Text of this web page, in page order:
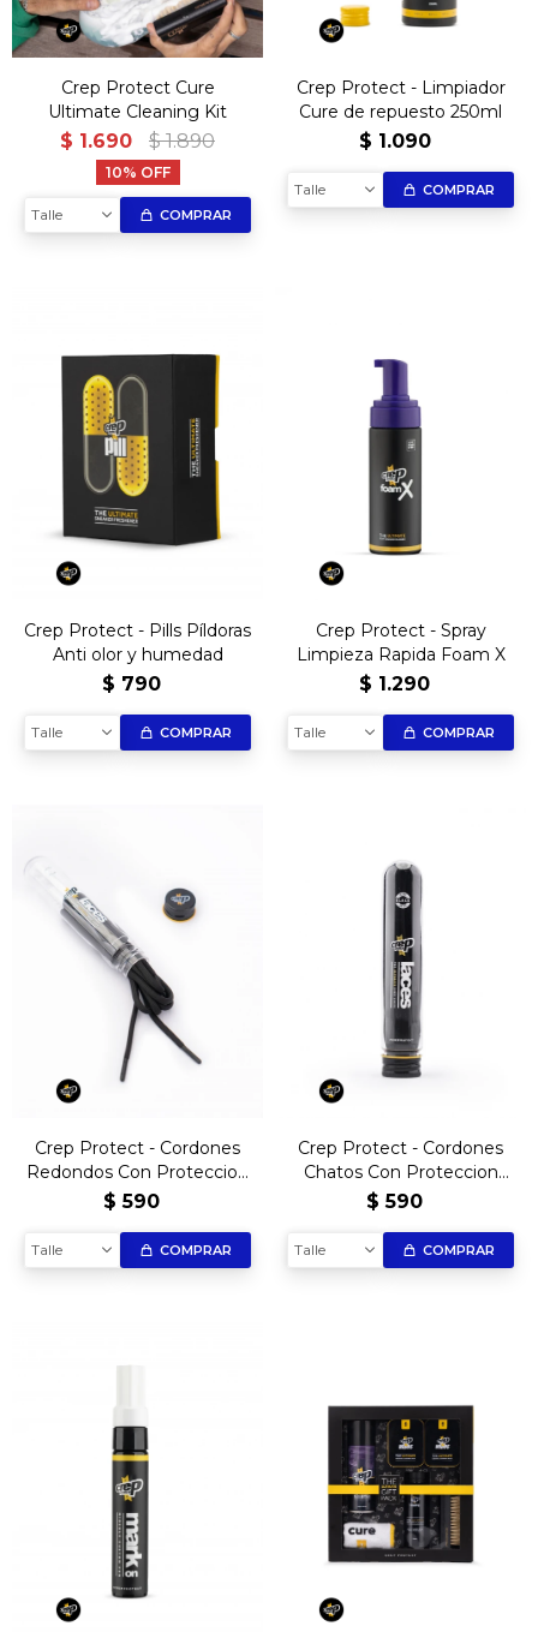
Crep Protect Cure
Ultimate Cleaning Kit
$ 1.690 $ 1.890
10
Talle COMPRAR
Crep Protect - Limpiador
Cure de repuesto 250ml
$ 1.090
Talle COMPRAR
Crep Protect - Pills Píldoras
Anti olor y humedad
$ 790
Talle COMPRAR
Crep Protect - Spray
Limpieza Rapida Foam X
$ 1.290
Talle COMPRAR
Crep Protect - Cordones
Redondos Con Proteccion
Antimancha
$ 590
Talle COMPRAR
Crep Protect - Cordones
Chatos Con Proteccion
Antimancha
$ 590
Talle COMPRAR